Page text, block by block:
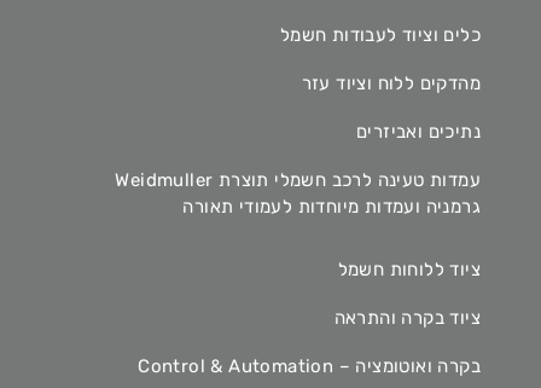
כלים וציוד לעבודות חשמל
מהדקים ללוח וציוד עזר
נתיכים ואביזרים
עמדות טעינה לרכב חשמלי תוצרת Weidmuller
גרמניה ועמדות מיוחדות לעמודי תאורה
ציוד ללוחות חשמל
ציוד בקרה והתראה
בקרה ואוטומציה – Control & Automation